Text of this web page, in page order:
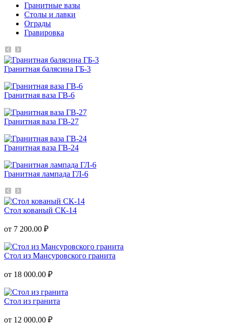
Гранитные вазы
Столы и лавки
Ограды
Гравировка
Гранитная балясина ГБ-3
Гранитная ваза ГВ-6
Гранитная ваза ГВ-27
Гранитная ваза ГВ-24
Гранитная лампада ГЛ-6
Стол кованый СК-14
от 7 200.00 ₽
Стол из Мансуровского гранита
от 18 000.00 ₽
Стол из гранита
от 12 000.00 ₽